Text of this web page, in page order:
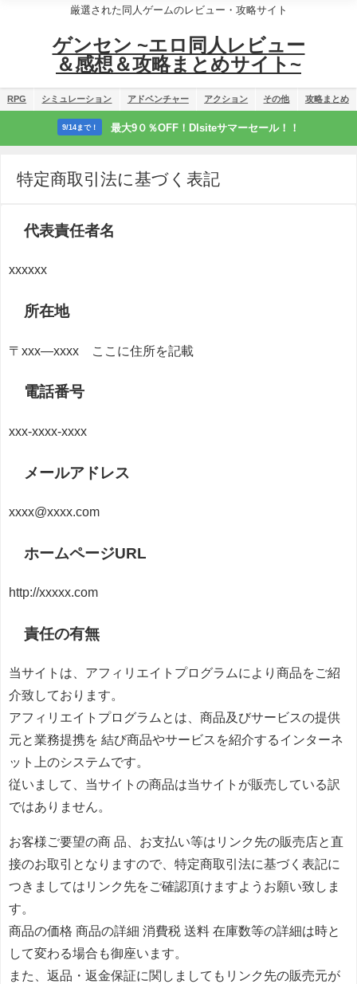
厳選された同人ゲームのレビュー・攻略サイト
ゲンセン ~エロ同人レビュー
＆感想＆攻略まとめサイト~
RPG シミュレーション アドベンチャー アクション その他 攻略まとめ
9/14まで！ 最大9０％OFF！Dlsiteサマーセール！！
特定商取引法に基づく表記
代表責任者名
xxxxxx
所在地
〒xxx―xxxx ここに住所を記載
電話番号
xxx-xxxx-xxxx
メールアドレス
xxxx@xxxx.com
ホームページURL
http://xxxxx.com
責任の有無
当サイトは、アフィリエイトプログラムにより商品をご紹
介致しております。
アフィリエイトプログラムとは、商品及びサービスの提供
元と業務提携を 結び商品やサービスを紹介するインターネ
ット上のシステムです。
従いまして、当サイトの商品は当サイトが販売している訳
ではありません。
お客様ご要望の商 品、お支払い等はリンク先の販売店と直
接のお取引となりますので、特定商取引法に基づく表記に
つきましてはリンク先をご確認頂けますようお願い致しま
す。
商品の価格 商品の詳細 消費税 送料 在庫数等の詳細は時と
して変わる場合も御座います。
また、返品・返金保証に関しましてもリンク先の販売元が